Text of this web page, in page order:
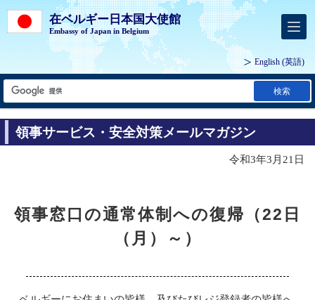
在ベルギー日本国大使館
Embassy of Japan in Belgium
English (英語)
検索
領事サービス・安全対策メールマガジン
令和3年3月21日
領事窓口の通常体制への復帰（22日
（月）～）